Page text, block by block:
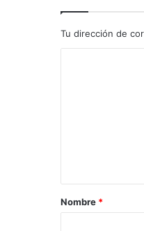
Tu dirección de
a
r
Nombre *